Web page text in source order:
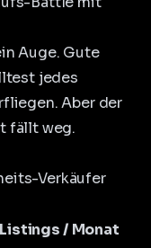
Auge. Gute
jedes
Aber der
fällt weg.
Verkäufer
Listings / Monat